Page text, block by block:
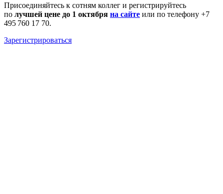
Присоединяйтесь к сотням коллег и регистрируйтесь
по лучшей цене до 1 октября на сайте или по телефону +7
495 760 17 70.
Зарегистрироваться